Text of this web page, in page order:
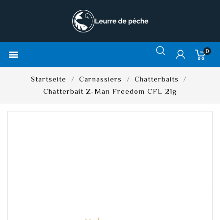
 0
Startseite Carnassiers
Chatterbaits
Chatterbait Z-Man Freedom CFL 21g